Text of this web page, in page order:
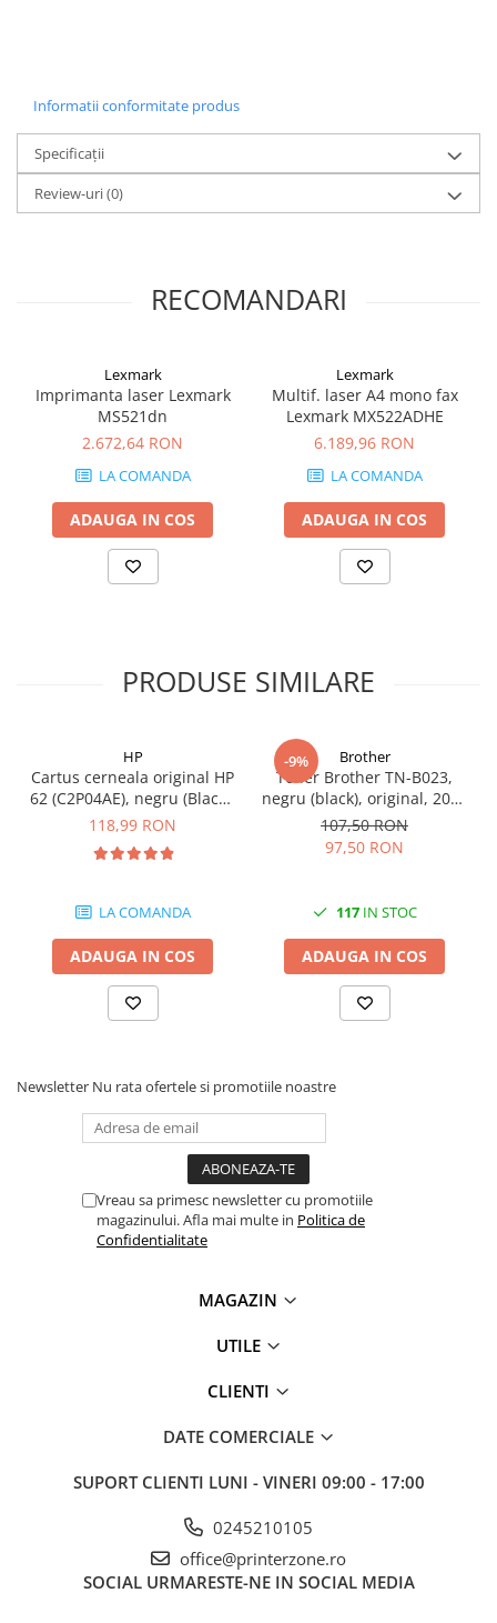
Surse
Carcase
Coolere CPU
Ventilatoare
Placi video profesionale
Card reader
Placi captura
Kit mouse si tastatura
Routere
Switch-uri
Access Point-uri
Sisteme Mesh WiFi
Placi de retea
Conectori & mufe retea
Rack-uri & accesorii rack
Injectoare PoE
Antene & amplificatoare semnal
Camere IP
Accesorii retelistica
Servere, Storage & NAS
DAS (Direct Attached Storage)
Informatii conformitate produs
Specificații
Review-uri(0)
RECOMANDARI
Lexmark
Imprimanta laser Lexmark
MS521dn
2.672,64 RON
LA COMANDA
ADAUGA IN COS
Lexmark
Multif. laser A4 mono fax
Lexmark MX522ADHE
6.189,96 RON
LA COMANDA
ADAUGA IN COS
PRODUSE SIMILARE
HP
Cartus cerneala original HP
62 (C2P04AE), negru (Black),
200 pagini
118,99 RON
LA COMANDA
ADAUGA IN COS
-9% Brother
Toner Brother TN-B023,
negru (black), original, 2000
pagini
107,50 RON
97,50 RON
117IN STOC
ADAUGA IN COS
Newsletter Nu rata ofertele si promotiile noastre
Vreau sa primesc newsletter cu promotiile
magazinului. Afla mai multe in Politica de
Confidentialitate
MAGAZIN
UTILE
CLIENTI
DATE COMERCIALE
SUPORT CLIENTI LUNI - VINERI 09:00 - 17:00
0245210105
office@printerzone.ro
SOCIAL URMARESTE-NE IN SOCIAL MEDIA